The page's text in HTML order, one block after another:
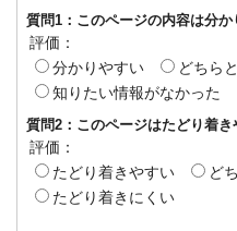
質問1：このページの内容は分か
評価：
分かりやすい
どちら
知りたい情報がなかった
質問2：このページはたどり着き
評価：
たどり着きやすい
ど
たどり着きにくい